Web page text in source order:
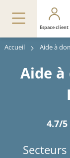
Espace client
Accueil Aide à
Aide à
4.7/5